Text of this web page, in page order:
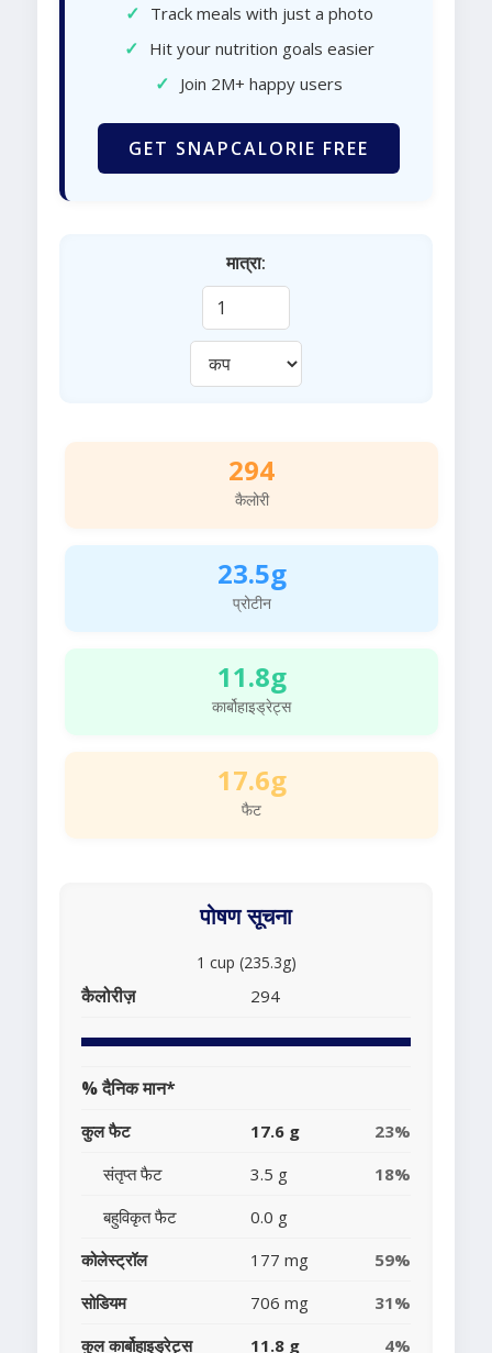
✓ Track meals with just a photo
✓ Hit your nutrition goals easier
✓ Join 2M+ happy users
GET SNAPCALORIE FREE
मात्रा:
294
कैलोरी
23.5g
प्रोटीन
11.8g
कार्बोहाइड्रेट्स
17.6g
फैट
पोषण सूचना
1 cup (235.3g)
कैलोरीज़ 294
% दैनिक मान*
कुल फैट 17.6 g
23%
संतृप्त फैट
3.5 g
18%
बहुविकृत फैट
0.0 g
कोलेस्ट्रॉल
177 mg
59%
सोडियम
706 mg
31%
कुल कार्बोहाइड्रेट्स
11.8 g 4%